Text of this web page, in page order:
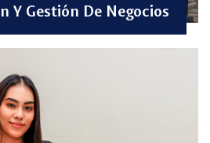
Y Gestión De Negocios